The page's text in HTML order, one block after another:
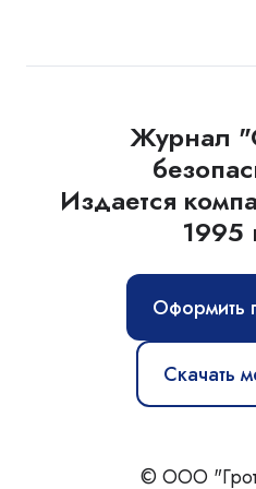
Журнал
Издается
1995
Оформить
Скачать
© ООО